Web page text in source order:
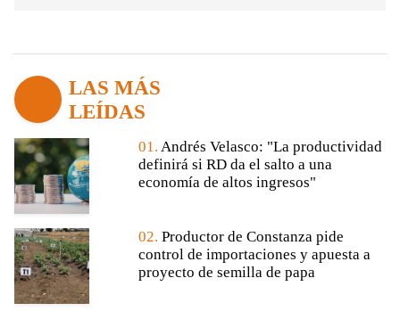
LAS MÁS
LEÍDAS
01. Andrés Velasco: "La productividad
definirá si RD da el salto a una
economía de altos ingresos"
02. Productor de Constanza pide
control de importaciones y apuesta a
proyecto de semilla de papa